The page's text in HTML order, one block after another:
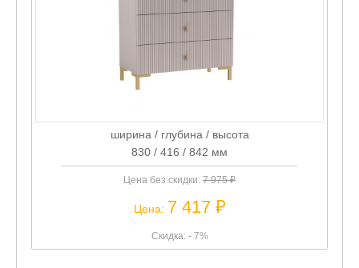
ширина / глубина / высота
830 / 416 / 842 мм
Цена без скидки: 7 975 ₽
Цена: 7 417 ₽
Скидка: - 7%